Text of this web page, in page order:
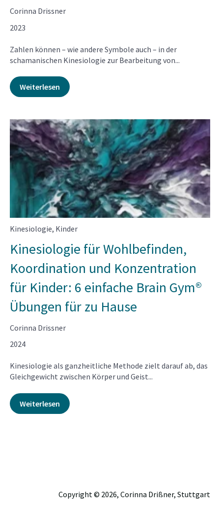
Corinna Drissner
2023
Zahlen können – wie andere Symbole auch – in der
schamanischen Kinesiologie zur Bearbeitung von...
Weiterlesen
Kinesiologie, Kinder
Kinesiologie für Wohlbefinden,
Koordination und Konzentration
für Kinder: 6 einfache Brain Gym®
Übungen für zu Hause
Corinna Drissner
2024
Kinesiologie als ganzheitliche Methode zielt darauf ab, das
Gleichgewicht zwischen Körper und Geist...
Weiterlesen
Copyright © 2026, Corinna Drißner, Stuttgart